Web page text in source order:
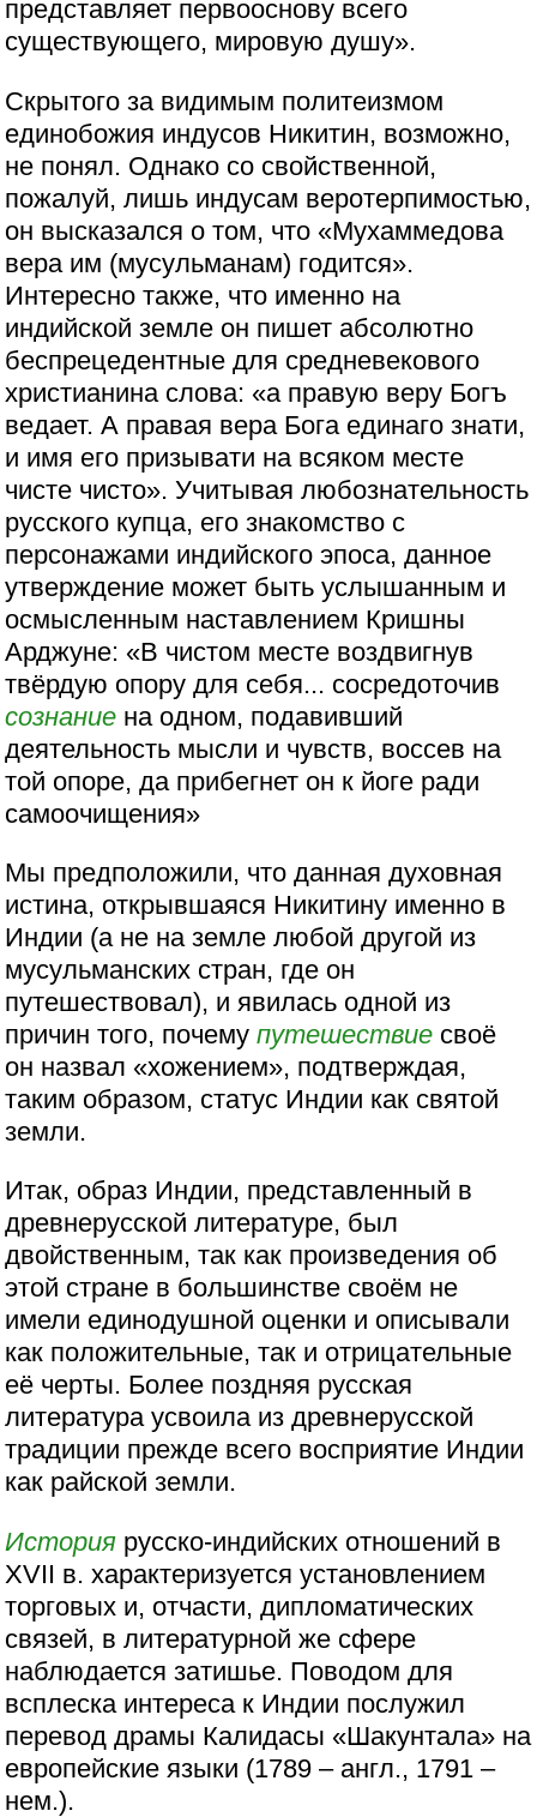
представляет первооснову всего
существующего, мировую душу».
Скрытого за видимым политеизмом
единобожия индусов Никитин, возможно,
не понял. Однако со свойственной,
пожалуй, лишь индусам веротерпимостью,
он высказался о том, что «Мухаммедова
вера им (мусульманам) годится».
Интересно также, что именно на
индийской земле он пишет абсолютно
беспрецедентные для средневекового
христианина слова: «а правую веру Богъ
ведает. А правая вера Бога единаго знати,
и имя его призывати на всяком месте
чисте чисто». Учитывая любознательность
русского купца, его знакомство с
персонажами индийского эпоса, данное
утверждение может быть услышанным и
осмысленным наставлением Кришны
Арджуне: «В чистом месте воздвигнув
твёрдую опору для себя... сосредоточив
сознание на одном, подавивший
деятельность мысли и чувств, воссев на
той опоре, да прибегнет он к йоге ради
самоочищения»
Мы предположили, что данная духовная
истина, открывшаяся Никитину именно в
Индии (а не на земле любой другой из
мусульманских стран, где он
путешествовал), и явилась одной из
причин того, почемупутешествие своё
он назвал «хожением», подтверждая,
таким образом, статус Индии как святой
земли.
Итак, образ Индии, представленный в
древнерусской литературе, был
двойственным, так как произведения об
этой стране в большинстве своём не
имели единодушной оценки и описывали
как положительные, так и отрицательные
её черты. Более поздняя русская
литература усвоила из древнерусской
традиции прежде всего восприятие Индии
как райской земли.
История русско-индийских отношений в
XVII в. характеризуется установлением
торговых и, отчасти, дипломатических
связей, в литературной же сфере
наблюдается затишье. Поводом для
всплеска интереса к Индии послужил
перевод драмы Калидасы «Шакунтала» на
европейские языки (1789 – англ., 1791 –
нем.).